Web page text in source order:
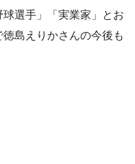
選手」「実業家」とお
島えりかさんの今後も